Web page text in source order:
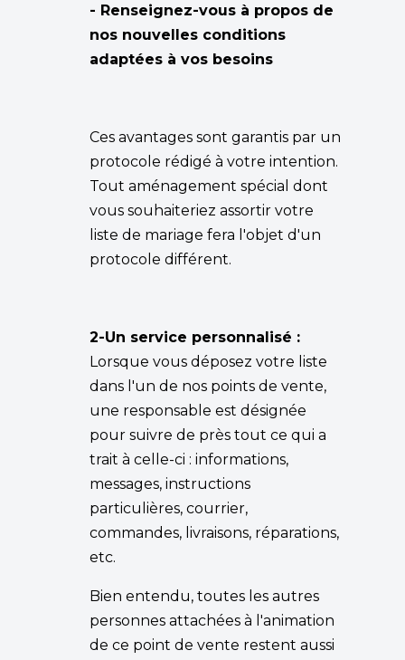
- Renseignez-vous à propos de
nos nouvelles conditions
adaptées à vos besoins
Ces avantages sont garantis par un
protocole rédigé à votre intention.
Tout aménagement spécial dont
vous souhaiteriez assortir votre
liste de mariage fera l'objet d'un
protocole différent.
2-Un service personnalisé :
Lorsque vous déposez votre liste
dans l'un de nos points de vente,
une responsable est désignée
pour suivre de près tout ce qui a
trait à celle-ci : informations,
messages, instructions
particulières, courrier,
commandes, livraisons, réparations,
etc.
Bien entendu, toutes les autres
personnes attachées à l'animation
de ce point de vente restent aussi